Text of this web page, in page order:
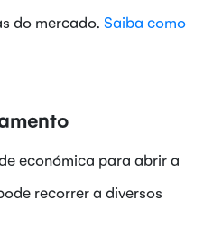
do mercado. Saiba como
económica para abrir a
recorrer a diversos